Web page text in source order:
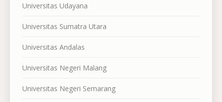
Universitas Udayana
Universitas Sumatra Utara
Universitas Andalas
Universitas Negeri Malang
Universitas Negeri Semarang